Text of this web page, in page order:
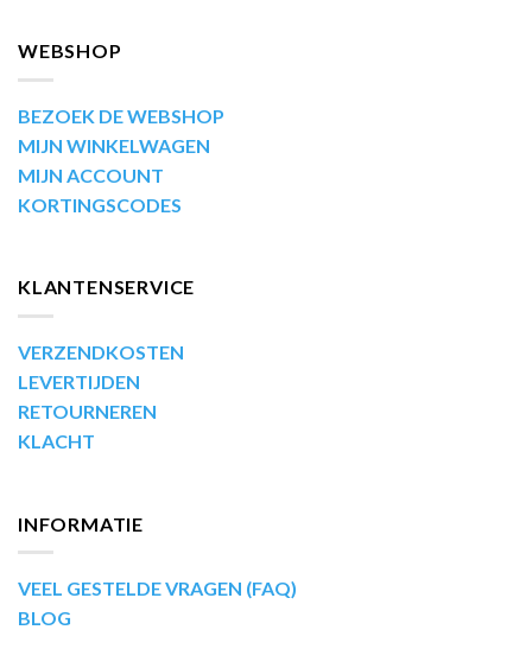
WEBSHOP
BEZOEK DE WEBSHOP
MIJN WINKELWAGEN
MIJN ACCOUNT
KORTINGSCODES
KLANTENSERVICE
VERZENDKOSTEN
LEVERTIJDEN
RETOURNEREN
KLACHT
INFORMATIE
VEEL GESTELDE VRAGEN (FAQ)
BLOG